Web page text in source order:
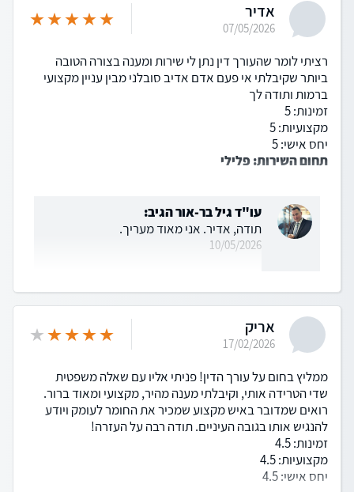
אדיר
07/05/2026
רציתי לומר שהעורך דין נתן לי שירות ומענה בצורה הטובה
ביותר שקיבלתי אי פעם אדם אדיב סובלני מבין עניין מקצועי
ברמות ותודה לך
זמינות: 5
מקצועיות: 5
יחס אישי: 5
תחום השירות: פלילי
עו"ד גיל בר-אור הגיב:
תודה, אדיר. אני מאוד מעריך.
10/05/2026
אריק
17/02/2026
ממליץ בחום על עורך הדין! פניתי אליו עם שאלה משפטית
שדי הטרידה אותי, וקיבלתי מענה מהיר, מקצועי ומאוד ברור.
רואים שמדובר באיש מקצוע שמכיר את החומר לעומק ויודע
להנגיש אותו בגובה העיניים. תודה רבה על העזרה!
זמינות: 4.5
מקצועיות: 4.5
יחס אישי: 4.5